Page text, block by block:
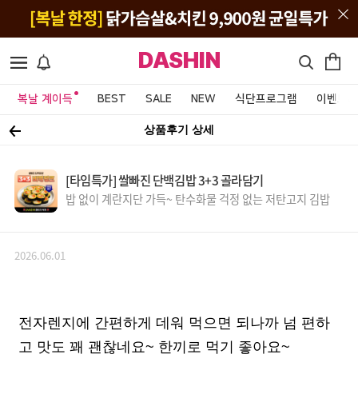
DASHIN
복날 계이득 BEST SALE NEW 식단프로그램 이벤트&
상품후기 상세
[타임특가] 쌀빠진 단백김밥 3+3 골라담기
밥 없이 계란지단 가득~ 탄수화물 걱정 없는 저탄고지 김밥
2026.06.01
전자렌지에 간편하게 데워 먹으면 되나까 넘 편하
고 맛도 꽤 괜찮네요~ 한끼로 먹기 좋아요~